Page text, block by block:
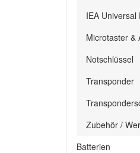
IEA
Microtaster &
Notschlüssel
Transponder
Zubehör /
Batterien